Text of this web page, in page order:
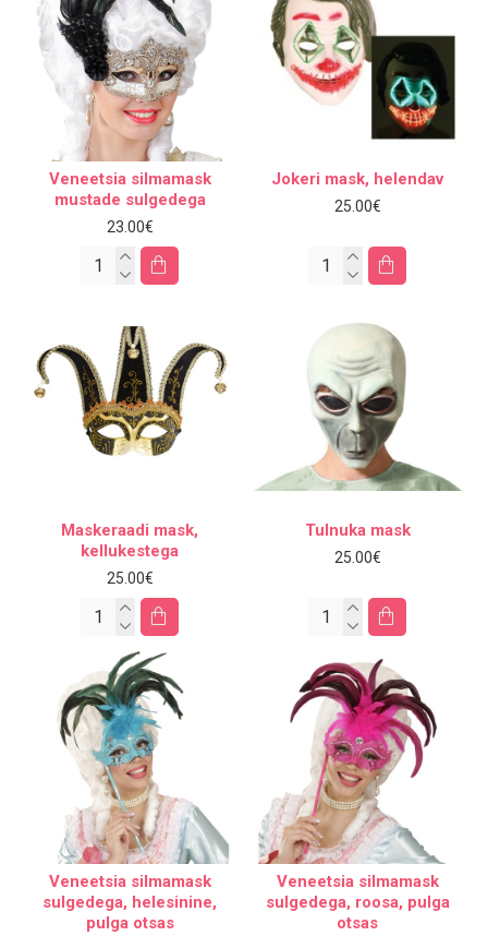
Veneetsia silmamask
mustade sulgedega
23.00€
Jokeri mask, helendav
25.00€
Maskeraadi mask,
kellukestega
25.00€
Tulnuka mask
25.00€
Veneetsia silmamask
sulgedega, helesinine,
pulga otsas
Veneetsia silmamask
sulgedega, roosa, pulga
otsas